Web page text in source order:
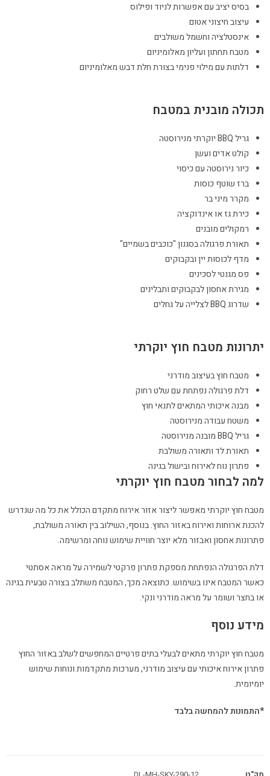
בסיס יציב עם אפשרות לניוד ופילוס
עיצוב חיצוני אטום
אינסטלציה וחשמל משולבים
מטבח תחתון ועליון מאלומיניום
דלתות עם מילוי פנימי בצורת חלת דבש מאלומיניום
תכולה מובנית במטבח
גריל BBQ יוקרתי מנירוסטה
קולט אדים ועשן
כיור נירוסטה עם כיסוי
ברז שוטף כוסות
מקרר מיני בר
כירת גז או אינדוקציה
רמקולים מובנים
תאורת פרגולה בסגנון "כוכבים בשמיים"
מדף לכוסות יין ובקבוקים
פס מגנטי לסכינים
מגירת אחסון לבקבוקים ותבלינים
שדרוג BBQ לצלייה על גחלים
יתרונות מטבח חוץ יוקרתי
מטבח חוץ בעיצוב מודרני
דלת פרגולה נפתחת עם שלט רחוק
מבנה איכותי המתאים לתנאי חוץ
משטח עבודה מנירוסטה
גריל BBQ מובנה מנירוסטה
תאורת לד ותאורה משולבת
פתרון נוח לאירוח ובישול בגינה
למה לבחור מטבח חוץ יוקרתי
מטבח חוץ יוקרתי מאפשר ליצור אזור אירוח מתקדם הכולל את כל מה שנדרש
להכנת ארוחות ואירוח באזור החוץ. בנוסף, השילוב בין תאורה משולבת,
פתרונות אחסון ואבזור מלא יוצר חוויית שימוש נוחה ומרשימה.
דלת הפרגולה הנפתחת מספקת פתרון פרקטי לשמירה על מראה אסתטי
כאשר המטבח אינו בשימוש. כתוצאה מכך, המטבח משתלב בצורה טבעית בגינה
או בחצר ושומר על מראה מודרני ונקי.
מידע נוסף
מטבח חוץ יוקרתי מתאים לבעלי בתים פרטיים המחפשים לשלב באזור החוץ
פתרון אירוח איכותי עם עיצוב מודרני, מערכות מתקדמות ונוחות שימוש
יומיומית.
*התמונות להמחשה בלבד